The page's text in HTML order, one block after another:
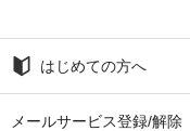
はじめての方へ
メールサービス登録/解除